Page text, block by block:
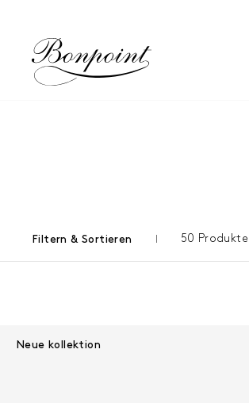
Filtern & Sortieren 50 Produkte
Neue kollektion